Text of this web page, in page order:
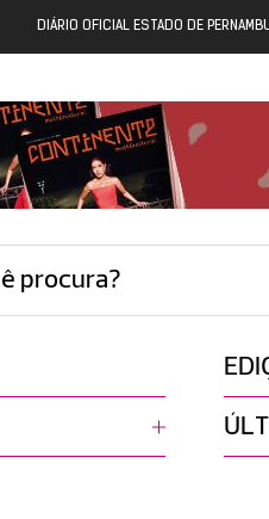
DIÁRIO OFICIAL ESTADO DE
procura?